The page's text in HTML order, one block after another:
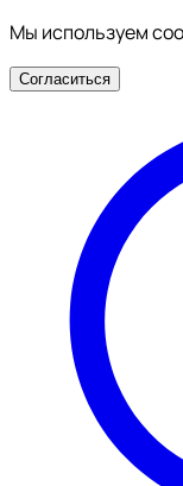
Мы используем
Согласиться